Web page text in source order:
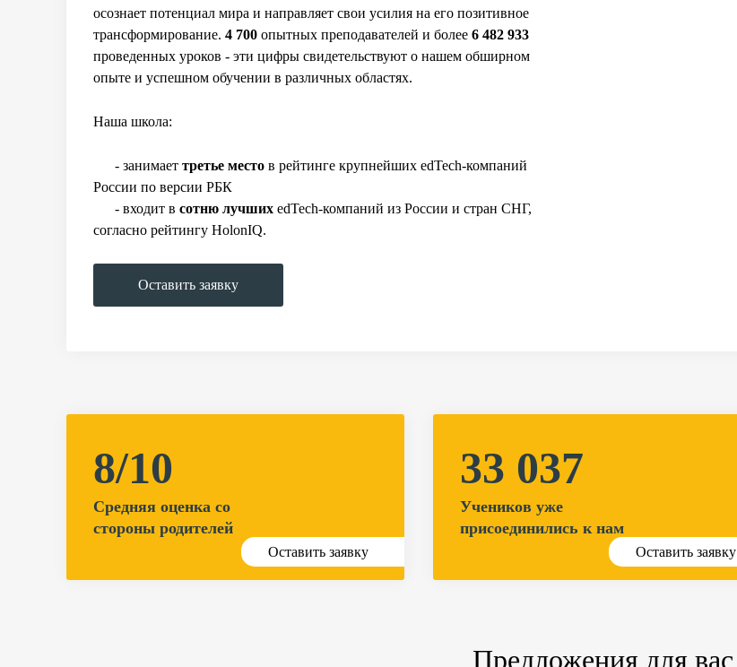
осознает потенциал мира и направляет свои усилия на его позитивное
трансформирование. 4 700 опытных преподавателей и более 6 482 933
проведенных уроков - эти цифры свидетельствуют о нашем обширном
опыте и успешном обучении в различных областях.
Наша школа:
- занимает третье место в рейтинге крупнейших edTech-компаний
России по версии РБК
- входит в сотню лучших edTech-компаний из России и стран СНГ,
согласно рейтингу HolonIQ.
Оставить заявку
8/10
Средняя оценка со
стороны родителей
Оставить заявку
33 037
Учеников уже
присоединились к нам
Оставить заявку
Предложения для вас